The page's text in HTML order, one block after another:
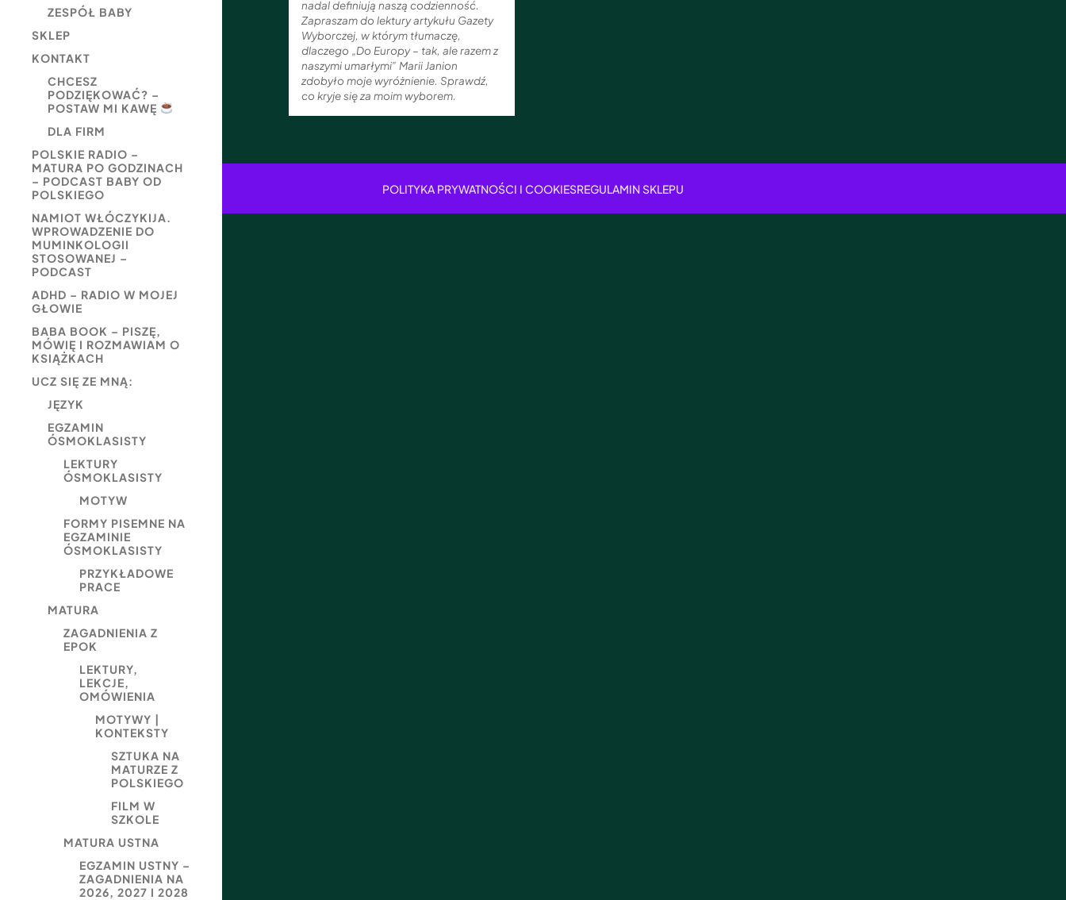
ZESPÓŁ BABY
SKLEP
KONTAKT
CHCESZ
PODZIĘKOWAĆ? –
POSTAW MI KAWĘ
DLA FIRM
POLSKIE RADIO –
MATURA PO GODZINACH
– PODCAST BABY OD
POLSKIEGO
NAMIOT WŁÓCZYKIJA.
WPROWADZENIE DO
MUMINKOLOGII
STOSOWANEJ –
PODCAST
ADHD – RADIO W MOJEJ
GŁOWIE
BABA BOOK – PISZĘ,
MÓWIĘ I ROZMAWIAM O
KSIĄŻKACH
UCZ SIĘ ZE MNĄ:
JĘZYK
EGZAMIN
ÓSMOKLASISTY
LEKTURY
ÓSMOKLASISTY
MOTYW
FORMY PISEMNE NA
EGZAMINIE
ÓSMOKLASISTY
PRZYKŁADOWE
PRACE
MATURA
ZAGADNIENIA Z
EPOK
LEKTURY,
LEKCJE,
OMÓWIENIA
MOTYWY |
KONTEKSTY
SZTUKA NA
MATURZE Z
POLSKIEGO
FILM W
SZKOLE
MATURA USTNA
EGZAMIN USTNY –
ZAGADNIENIA NA
2026, 2027 I 2028
nadal definiują naszą codzienność.
Zapraszam do lektury artykułu Gazety
Wyborczej, w którym tłumaczę,
dlaczego „Do Europy – tak, ale razem z
naszymi umarłymi” Marii Janion
zdobyło moje wyróżnienie. Sprawdź,
co kryje się za moim wyborem.
POLITYKA PRYWATNOŚCI I COOKIESREGULAMIN SKLEPU